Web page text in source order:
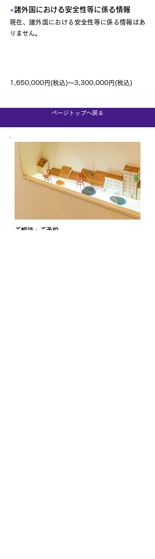
●諸外国における安全性等に係る情報
現在、諸外国における安全性等に係る情報はあ
りません。
1,650,000円(税込)～3,300,000円(税込)
ページトップへ戻る
ご相談・ご予約